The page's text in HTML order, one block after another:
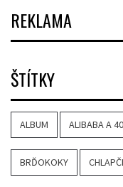
REKLAMA
ŠTÍTKY
ALBUM ALIBABA A
BRĎOKOKY